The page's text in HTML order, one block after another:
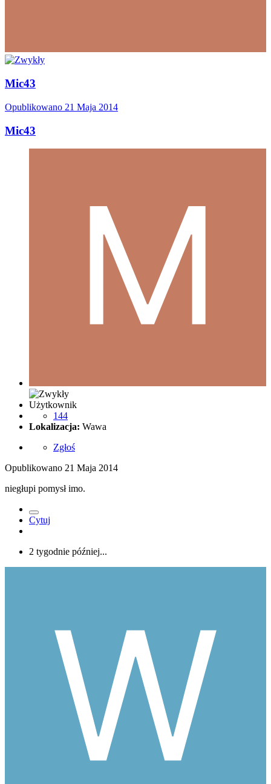
Mic43
Opublikowano 21 Maja 2014
Mic43
Użytkownik
144
Lokalizacja: Wawa
Zgłoś
Opublikowano 21 Maja 2014
niegłupi pomysł imo.
Cytuj
2 tygodnie później...